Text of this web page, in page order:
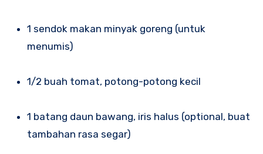
1 sendok makan minyak goreng (untuk
menumis)
1/2 buah tomat, potong-potong kecil
1 batang daun bawang, iris halus (optional, buat
tambahan rasa segar)